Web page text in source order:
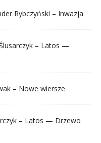
Rybczyński – Inwazja
– Latos —
– Nowe wiersze
– Latos — Drzewo